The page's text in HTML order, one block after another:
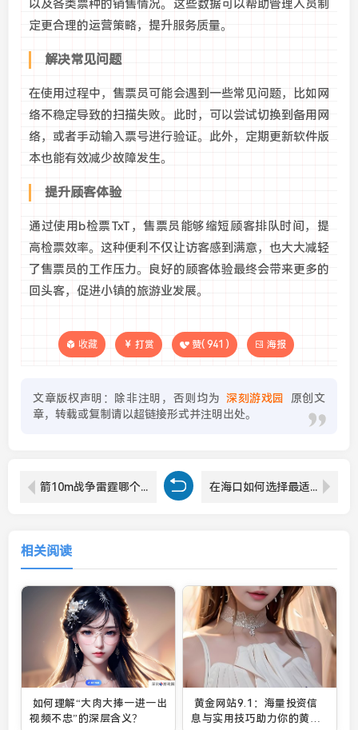
以及各类票种的销售情况。这些数据可以帮助管理人员制
定更合理的运营策略，提升服务质量。
解决常见问题
在使用过程中，售票员可能会遇到一些常见问题，比如网
络不稳定导致的扫描失败。此时，可以尝试切换到备用网
络，或者手动输入票号进行验证。此外，定期更新软件版
本也能有效减少故障发生。
提升顾客体验
通过使用b检票TxT，售票员能够缩短顾客排队时间，提
高检票效率。这种便利不仅让访客感到满意，也大大减轻
了售票员的工作压力。良好的顾客体验最终会带来更多的
回头客，促进小镇的旅游业发展。
收藏 打赏 赞( 941 ) 海报
文章版权声明：除非注明，否则均为 深刻游戏园
原创文
章，转载或复制请以超链接形式并注明出处。
箭10m战争雷霆哪个系 在海口如何选择最适合你的免费的行情网站app软件？
相关阅读
如何理解“大肉大捧一进一出
视频不忠”的深层含义？
黄金网站9.1：海量投资信
息与实用技巧助力你的黄金